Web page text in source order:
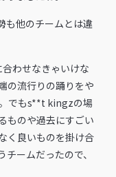
も他のチームとは違
わせなきゃいけな
の流行りの踊りをや
でもs**t kingzの場
ものや過去にすごい
く良いものを掛け合
ームだったので、